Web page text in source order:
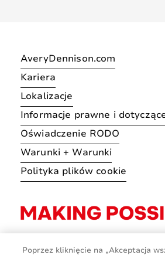
AveryDennison.com
Kariera
Lokalizacje
Informacje prawne i
Oświadczenie RODO
Warunki + Warunki
Polityka plików cookie
Poprzez kliknięcie na „Akceptacja